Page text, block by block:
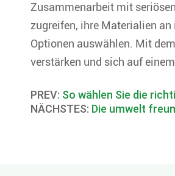
Zusammenarbeit mit
zugreifen, ihre Materialien
Optionen auswählen. Mit
verstärken und sich auf
PREV: So wählen Sie die
NÄCHSTES: Die umwelt